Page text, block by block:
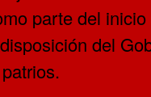
parte del
del